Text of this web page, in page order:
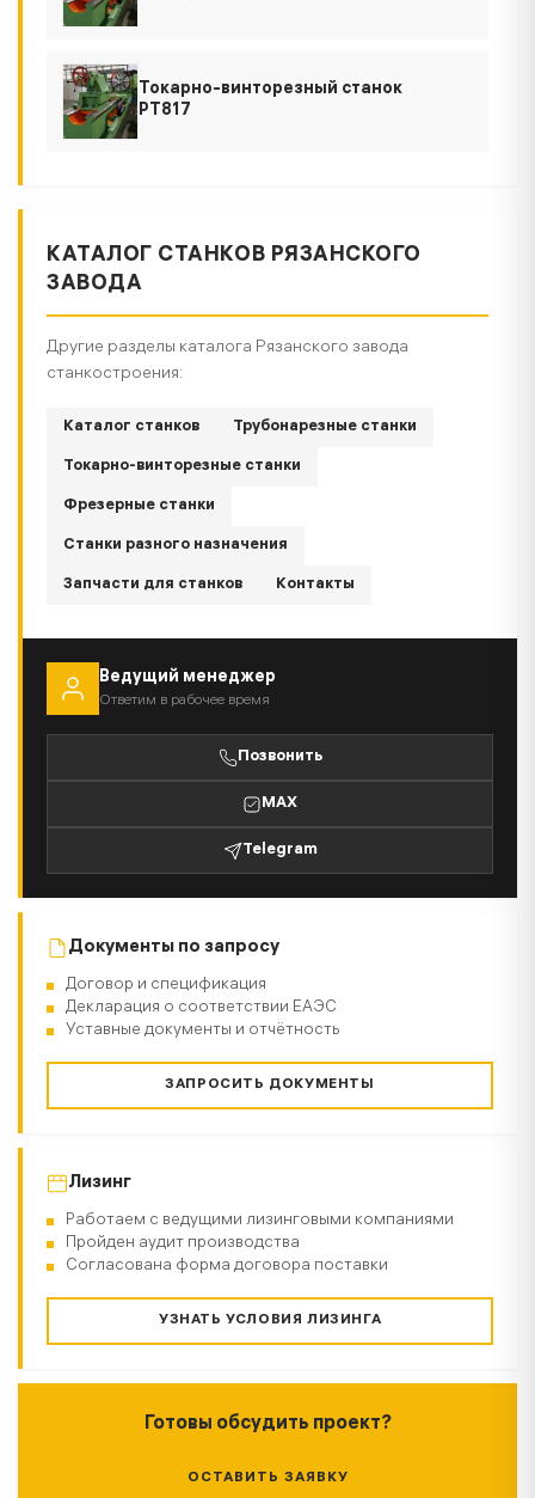
Токарно-винторезный станок
РТ817
КАТАЛОГ СТАНКОВ РЯЗАНСКОГО
ЗАВОДА
Другие разделы каталога Рязанского завода
станкостроения:
Каталог станков Трубонарезные станки
Токарно-винторезные станки
Фрезерные станки
Станки разного назначения
Запчасти для станков Контакты
Ведущий менеджер
Ответим в рабочее время
Позвонить
MAX
Telegram
Документы по запросу
Договор и спецификация
Декларация о соответствии ЕАЭС
Уставные документы и отчётность
ЗАПРОСИТЬ ДОКУМЕНТЫ
Лизинг
Работаем с ведущими лизинговыми компаниями
Пройден аудит производства
Согласована форма договора поставки
УЗНАТЬ УСЛОВИЯ ЛИЗИНГА
Готовы обсудить проект?
ОСТАВИТЬ ЗАЯВКУ